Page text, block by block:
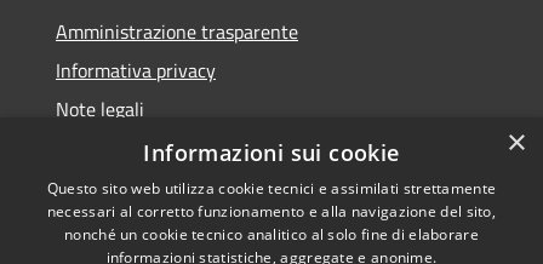
Amministrazione trasparente
Informativa privacy
Note legali
Dichiarazione di accessibilità
×
Informazioni sui cookie
Questo sito web utilizza cookie tecnici e assimilati strettamente
necessari al corretto funzionamento e alla navigazione del sito,
nonché un cookie tecnico analitico al solo fine di elaborare
informazioni statistiche, aggregate e anonime.